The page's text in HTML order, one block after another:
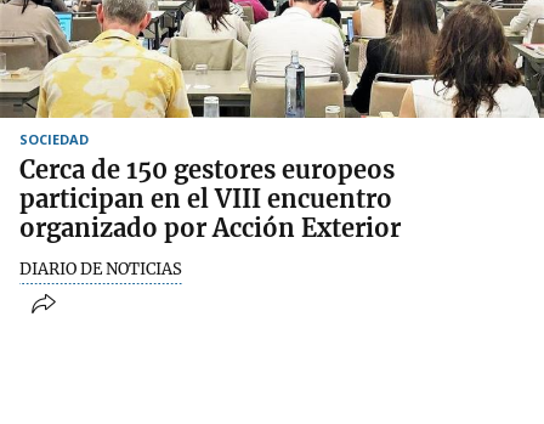
SOCIEDAD
Cerca de 150 gestores europeos
participan en el VIII encuentro
organizado por Acción Exterior
DIARIO DE NOTICIAS